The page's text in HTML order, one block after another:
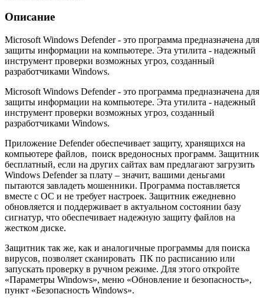
Описание
Microsoft Windows Defender - это программа предназначена для
защиты информации на компьютере. Эта утилита - надежный
инструмент проверки возможных угроз, созданный
разработчиками Windows.
Microsoft Windows Defender - это программа предназначена для
защиты информации на компьютере. Эта утилита - надежный
инструмент проверки возможных угроз, созданный
разработчиками Windows.
Приложение Defender обеспечивает защиту, хранящихся на
компьютере файлов, поиск вредоносных программ. Защитник
бесплатный, если на других сайтах вам предлагают загрузить
Windows Defender за плату – значит, вашими деньгами
пытаются завладеть мошенники. Программа поставляется
вместе с ОС и не требует настроек. Защитник ежедневно
обновляется и поддерживает в актуальном состоянии базу
сигнатур, что обеспечивает надежную защиту файлов на
жестком диске.
Защитник так же, как и аналогичные программы для поиска
вирусов, позволяет сканировать ПК по расписанию или
запускать проверку в ручном режиме. Для этого откройте
«Параметры Windows», меню «Обновление и безопасность»,
пункт «Безопасность Windows».